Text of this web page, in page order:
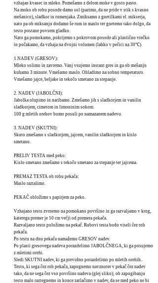
vzhajan kvasec in mleko. Pomešamo z delom moke v gosto pasto.
Na moko ob robu posode damo sol (pazimo, da ne pride v stik s kvasno
mešanico), sladkor in rumenjaka. Zmiksamo z gnetilkami el. mikserja,
nato pa ob miksanju dodamo še rum in maslo ter gnetemo tako dolgo, da
testo postane povsem gladko.
Nato ga pomokamo, pokrijemo s pokrovom posode ali plastično vrečko
in počakamo, da vzhaja na dvojni volumen (lahko v pečici na 30℃).
1.NADEV (GRESOV):
Mleko solimo in zavremo. Vanj vsujemo instant gres in ga ob mešanju
kuhamo 3 minute. Vmešamo maslo. Ohladimo na sobno temperaturo.
Vmešamo jajce, beljake in tekočo smetano za stepanje.
2. NADEV (JABOLČNI):
Jabolka olupimo in naribamo. Zmešamo jih s sladkorjem in vanilin
sladkorjem, cimetom in limoninim sokom.
100 g mletih orehov bomo posuli po namazanem nadevu.
3. NADEV (SKUTNI):
Skuto zmešamo s sladkorjem, jajcem, vanilin sladkorjem in kislo
smetano.
PRELIV TESTA med peko:
Kislo smetano zmešamo s tekočo smetano za stepanje ter jajcema.
PREMAZ TESTA ob robu pekača:
Maslo raztalimo.
PEKAČ obložimo s papirjem za peko.
Vzhajano testo zvrnemo na pomokano površino in ga razvaljamo v krog,
katerega premer je 10 cm večji od premera pekača.
Razvaljano testo položimo na pekač. Robovi testa bodo viseli čez rob
pekača.
Po testu na dnu pekača namažemo GRESOV nadev.
Po plasti gresovega nadeva porazdelimo JABOLČNEGA, ki ga posujemo
z mletimi orehi.
Sledi SKUTNI nadev, ki ga previdno porazdelimo po mletih orehih..
Testo, ki sega čez rob pekača, zapognemo navznoter v pekač čez nadev
tako, da ne sega čez vso površino nadeva (glej sliko); ob zapogibanju
testo malo raztegnemo in konce zatlačimo v nadev, da se med peko ne bi